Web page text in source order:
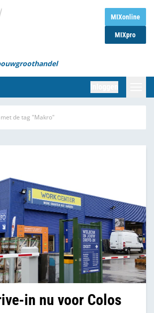
MIXonline
MIXpro
de tag "Makro"
in nu voor Colos